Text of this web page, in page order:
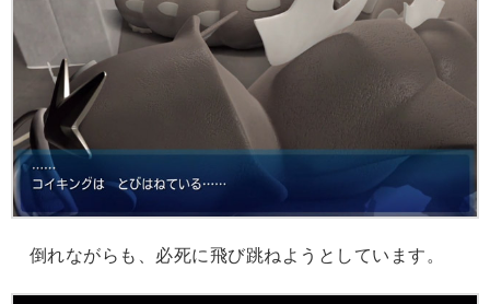
倒れながらも、必死に飛び跳ねようとしています。